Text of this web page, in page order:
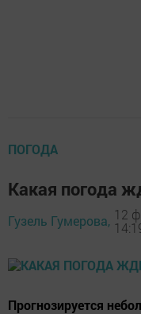
ПОГОДА
Какая погода
Гузель Гумерова, 12
Прогнозируется